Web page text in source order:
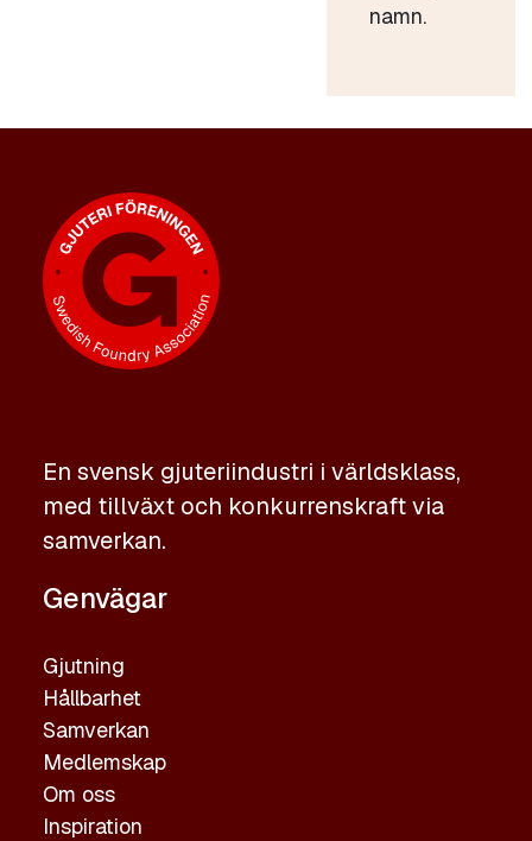
namn.
En svensk gjuteriindustri i världsklass,
med tillväxt och konkurrenskraft via
samverkan.
Genvägar
Gjutning
Hållbarhet
Samverkan
Medlemskap
Om oss
Inspiration